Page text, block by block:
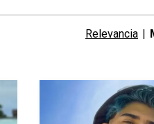
Relevancia |